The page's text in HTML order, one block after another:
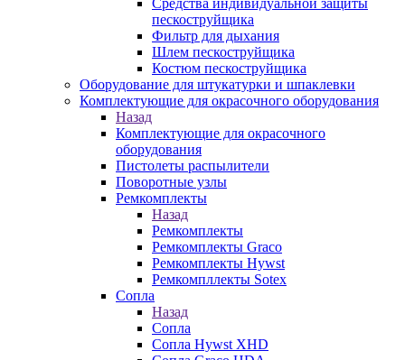
Средства индивидуальной защиты
пескоструйщика
Фильтр для дыхания
Шлем пескоструйщика
Костюм пескоструйщика
Оборудование для штукатурки и шпаклевки
Комплектующие для окрасочного оборудования
Назад
Комплектующие для окрасочного
оборудования
Пистолеты распылители
Поворотные узлы
Ремкомплекты
Назад
Ремкомплекты
Ремкомплекты Graco
Ремкомплекты Hywst
Ремкомпллекты Sotex
Сопла
Назад
Сопла
Сопла Hywst XHD